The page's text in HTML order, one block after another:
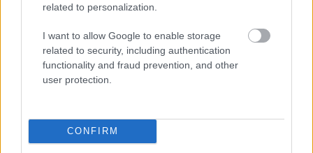
related to personalization.
I want to allow Google to enable storage
related to security, including authentication
functionality and fraud prevention, and other
user protection.
CONFIRM
Gran Turismo Sport - tíz ingyen
verdát hoz a következő frissítés
2018 január 24. 07:15
Egy ingyenes update tíz járművel fogja bővíteni